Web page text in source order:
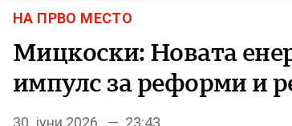
НА ПРВО МЕСТО
Мицкоски: Новата
импулс за реформи и
30. јуни 2026. — 23:43